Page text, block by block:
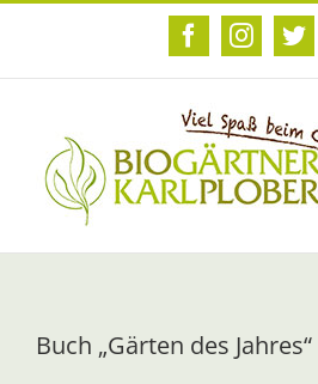
Zum
Facebook
Buch „Gärten des Jahres“